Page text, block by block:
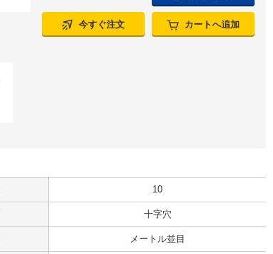
今すぐ注文 カートへ追加
10
十字穴
メートル並目